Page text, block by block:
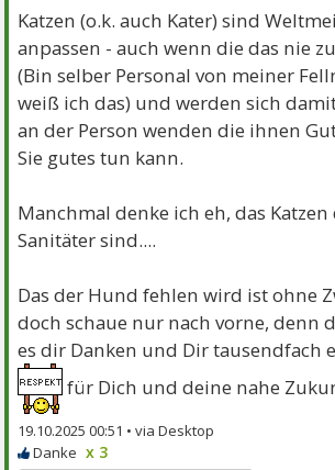
Katzen (o.k. auch Kater) sind
anpassen - auch wenn die das nie
(Bin selber Personal von meiner
weiß ich das) und werden sich
an der Person wenden die ihnen
Sie gutes tun kann.
Manchmal denke ich eh, das
Sanitäter sind....
Das der Hund fehlen wird ist ohne
doch schaue nur nach vorne, denn
es dir Danken und Dir tausendfach
für Dich und deine nahe
19.10.2025 00:51 •
x 3